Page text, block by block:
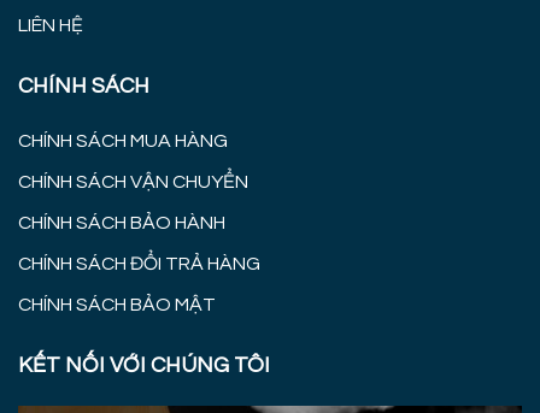
LIÊN HỆ
CHÍNH SÁCH
CHÍNH SÁCH MUA HÀNG
CHÍNH SÁCH VẬN CHUYỂN
CHÍNH SÁCH BẢO HÀNH
CHÍNH SÁCH ĐỔI TRẢ HÀNG
CHÍNH SÁCH BẢO MẬT
KẾT NỐI VỚI CHÚNG TÔI